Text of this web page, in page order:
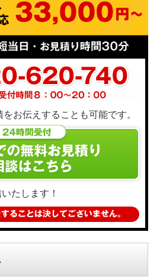
お伝えすることも可能です。
たします！